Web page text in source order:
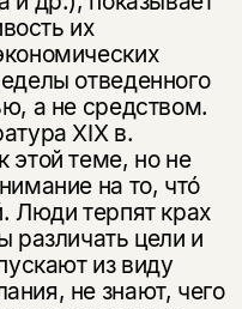
их
отведенного
а не средством.
XIX в.
этой теме, но не
на то, чтó
Люди терпят крах
различать цели и
из виду
не знают, чего